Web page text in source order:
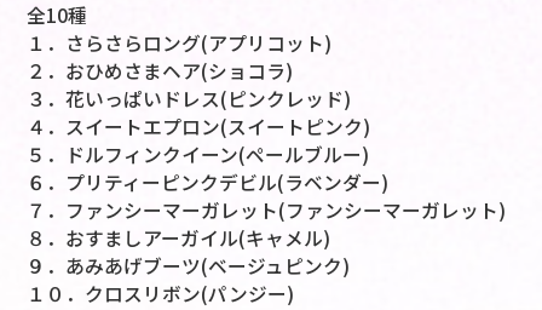
全10種
１．さらさらロング(アプリコット)
２．おひめさまヘア(ショコラ)
３．花いっぱいドレス(ピンクレッド)
４．スイートエプロン(スイートピンク)
５．ドルフィンクイーン(ペールブルー)
６．プリティーピンクデビル(ラベンダー)
７．ファンシーマーガレット(ファンシーマーガレット)
８．おすましアーガイル(キャメル)
９．あみあげブーツ(ベージュピンク)
１０．クロスリボン(パンジー)